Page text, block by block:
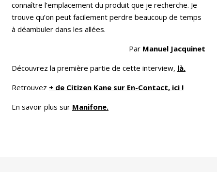
connaître l’emplacement du produit que je recherche. Je
trouve qu’on peut facilement perdre beaucoup de temps
à déambuler dans les allées.
Par Manuel Jacquinet
Découvrez la première partie de cette interview, là.
Retrouvez + de Citizen Kane sur En-Contact, ici !
En savoir plus sur Manifone.